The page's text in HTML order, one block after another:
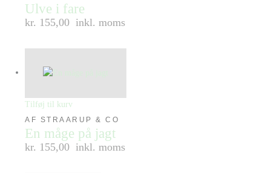
Ulve i fare
kr. 155,00 inkl. moms
Tilføj til kurv
AF STRAARUP & CO
En måge på jagt
kr. 155,00 inkl. moms